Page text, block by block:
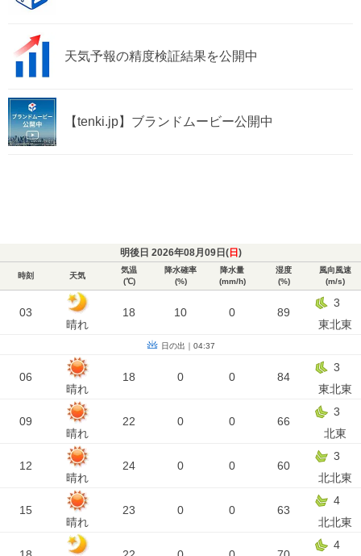
天気予報の精度検証結果を公開中
【tenki.jp】ブランドムービー公開中
明後日 2026年08月09日(日 )
時刻 天気
気温
(℃)
降水確率
(%)
降水量
(mm/h)
湿度
(%)
風向風速
(m/s)
03
晴れ
18 10 0 89
3
東北東
日の出｜04:37
06
晴れ
18 0 0 84
3
東北東
09
晴れ
22 0 0 66
3
北東
12
晴れ
24 0 0 60
3
北北東
15
晴れ
23 0 0 63
4
北北東
4